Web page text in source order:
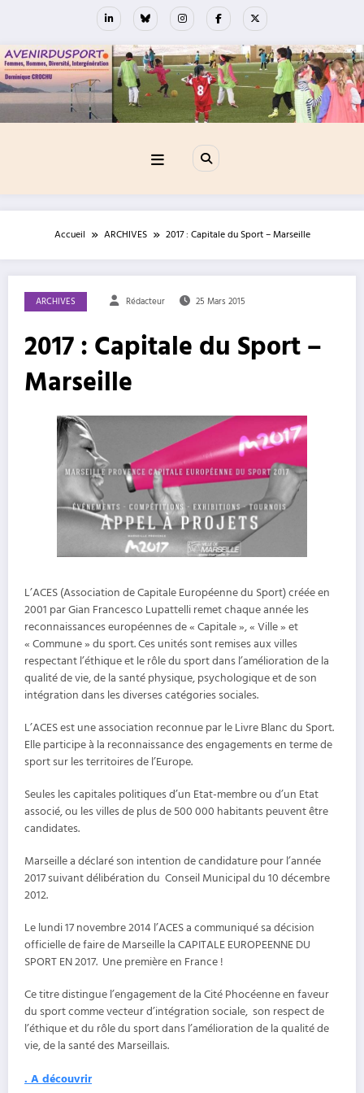
Accueil ARCHIVES 2017 : Capitale du Sport – Marseille
ARCHIVES Rédacteur 25 Mars 2015
2017 : Capitale du Sport –
Marseille
L’ACES (Association de Capitale Européenne du Sport) créée en
2001 par Gian Francesco Lupattelli remet chaque année les
reconnaissances européennes de « Capitale », « Ville » et
« Commune » du sport. Ces unités sont remises aux villes
respectant l’éthique et le rôle du sport dans l’amélioration de la
qualité de vie, de la santé physique, psychologique et de son
intégration dans les diverses catégories sociales.
L’ACES est une association reconnue par le Livre Blanc du Sport.
Elle participe à la reconnaissance des engagements en terme de
sport sur les territoires de l’Europe.
Seules les capitales politiques d’un Etat-membre ou d’un Etat
associé, ou les villes de plus de 500 000 habitants peuvent être
candidates.
Marseille a déclaré son intention de candidature pour l’année
2017 suivant délibération du Conseil Municipal du 10 décembre
2012.
Le lundi 17 novembre 2014 l’ACES a communiqué sa décision
officielle de faire de Marseille la CAPITALE EUROPEENNE DU
SPORT EN 2017. Une première en France !
Ce titre distingue l’engagement de la Cité Phocéenne en faveur
du sport comme vecteur d’intégration sociale, son respect de
l’éthique et du rôle du sport dans l’amélioration de la qualité de
vie, de la santé des Marseillais.
. A découvrir